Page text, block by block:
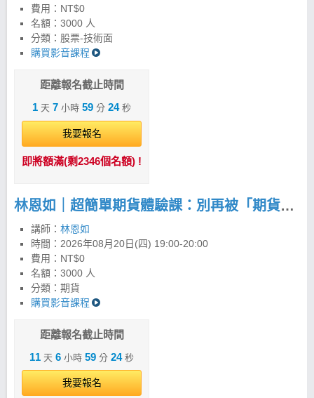
2026 年，已累積舉辦超過 450 場投資講座，陪伴超過
15,000 名學員學習成長，逐步建立正確的投資觀念與
交易邏輯。透過趨勢操作與超簡單投資法，曾掌握個
股最高 19 倍的獲利機會，學員對帳單與獲利見證更是
單、更有紀律的方法，看懂市場、掌握趨勢。 2條均
為輔，搭配四大法寶的完整運用，就是最務實簡單的
投資方法。按照紀律操作，投資人依策略可以把風險
控制在最小化。交易商品舉凡台股、期貨、美股、海
外期貨…，只要看懂K線圖，就能運用「超簡單投資
法」投資全世界，抓緊趨勢賺進波段財。 飆股女王：
(APP) 4.強棒旺旺來(APP/PC) 林恩如｜強棒旺旺來
旺來Android下載 >>https://cmy.tw/00B2TP
費用：NT$0
名額：3000 人
分類：股票-技術面
購買影音課程
距離報名截止時間
1 天 7 小時 59 分 23秒
我要報名
即將額滿(剩2346個名額) !
林恩如｜超簡單期貨體驗課：別再被「期貨很危險」限制你的獲利！
講師： 林恩如
時間： 2026年08月20日(四) 19:00-20:00
費用：NT$0
名額：3000 人
分類：期貨
購買影音課程
距離報名截止時間
11 天 6 小時 59 分 23秒
我要報名